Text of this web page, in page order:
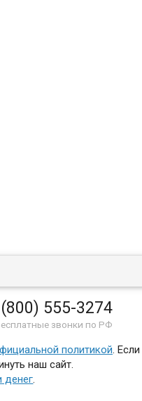
555-3274
звонки по РФ
политикой.
наш сайт.
денег.